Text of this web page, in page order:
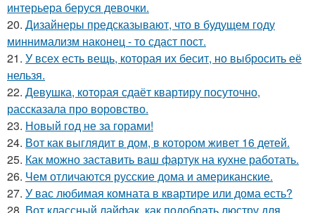
интерьера беруся девочки.
20. Дизайнеры предсказывают, что в будущем году
миннимализм наконец - то сдаст пост.
21. У всех есть вещь, которая их бесит, но выбросить её
нельзя.
22. Девушка, которая сдаёт квартиру посуточно,
рассказала про воровство.
23. Новый год не за горами!
24. Вот как выглядит в дом, в котором живет 16 детей.
25. Как можно заставить ваш фартук на кухне работать.
26. Чем отличаются русские дома и американские.
27. У вас любимая комната в квартире или дома есть?